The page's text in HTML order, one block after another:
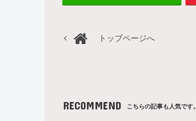
トップページへ
RECOMMEND こちらの記事も人気です。